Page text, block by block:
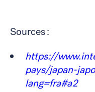
Sources :
https://
pays/japan-
lang=fra#a2